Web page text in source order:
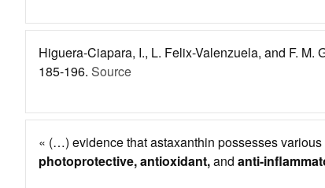
Higuera-Ciapara, I., L. Felix-Valenzuela, and F.
185-196. Source
« (…) evidence that astaxanthin possesses
photoprotective, antioxidant,and anti-